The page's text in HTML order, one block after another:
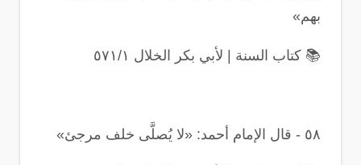
بهم»
📚 كتاب السنة | لأبي بكر الخلال ٥٧١/١
٥٨ - قال الإمام أحمد: «لا يُصلَّى خلف مرجئ»